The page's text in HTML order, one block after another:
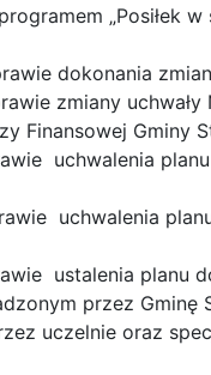
„Posiłek
dokonania
zmiany
Finansowej Gminy
uchwalenia
uchwalenia
ustalenia planu
przez Gminę
uczelnie oraz